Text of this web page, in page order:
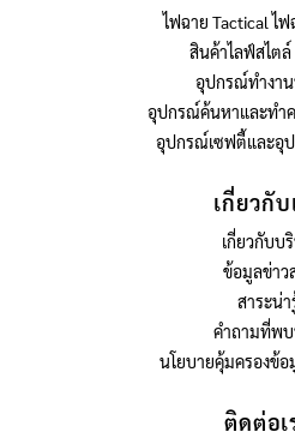
ไฟฉาย Tactical ไฟ
สินค้าไลฟ์สไตล์
อุปกรณ์ทำงา
อุปกรณ์ค้นหาและทำ
อุปกรณ์เซฟตี้และอุ
เกี่ยวกับ
เกี่ยวกับบ
ข้อมูลข่าว
สาระน่า
คำถามที่พ
นโยบายคุ้มครองข้
ติดต่อเ